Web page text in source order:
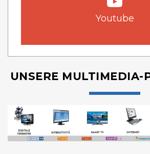
Youtube
UNSERE MULTIMEDIA-